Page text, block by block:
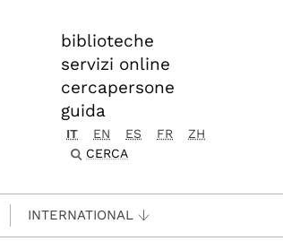
biblioteche
servizi online
cercapersone
guida
IT EN ES FR
ZH
CERCA
INTERNATIONAL